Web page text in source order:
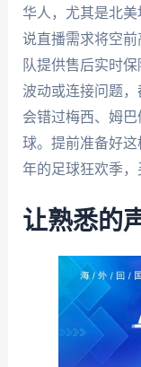
华人，尤其是北
说直播需求将空
队提供售后实时
波动或连接问题
会错过梅西、姆
球。提前准备好
年的足球狂欢季，
让熟悉的